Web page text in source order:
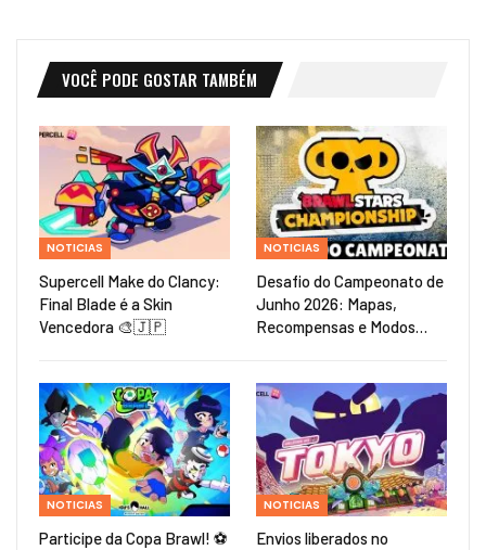
VOCÊ PODE GOSTAR TAMBÉM
NOTICIAS
Supercell Make do Clancy:
Final Blade é a Skin
Vencedora 🎨🇯🇵
NOTICIAS
Desafio do Campeonato de
Junho 2026: Mapas,
Recompensas e Modos…
NOTICIAS
Participe da Copa Brawl! ⚽
NOTICIAS
Envios liberados no